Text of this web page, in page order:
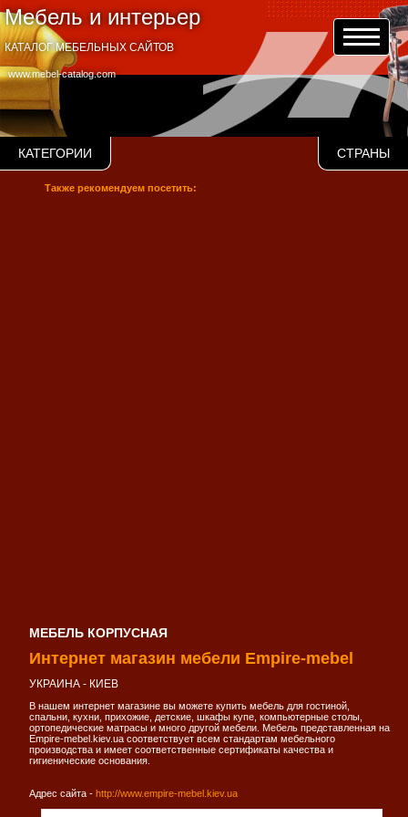
Мебель и интерьер
www.mebel-catalog.com
КАТАЛОГ МЕБЕЛЬНЫХ САЙТОВ
КАТЕГОРИИ СТРАНЫ
Также рекомендуем посетить:
МЕБЕЛЬ КОРПУСНАЯ
Интернет магазин мебели Empire-mebel
УКРАИНА - КИЕВ
В нашем интернет магазине вы можете купить мебель для гостиной,
спальни, кухни, прихожие, детские, шкафы купе, компьютерные столы,
ортопедические матрасы и много другой мебели. Мебель представленная на
Empire-mebel.kiev.ua соответствует всем стандартам мебельного
производства и имеет соответственные сертификаты качества и
гигиенические основания.
Адрес сайта - http://www.empire-mebel.kiev.ua